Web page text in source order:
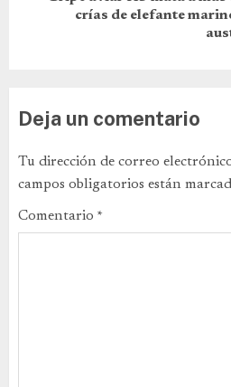
crías de elefante
Deja un comentario
Tu dirección de correo
campos obligatorios están
Comentario *